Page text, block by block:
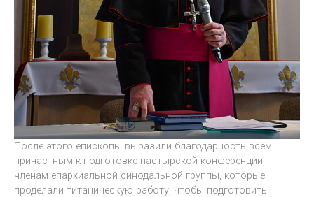
После этого епископы выразили благодарность всем
причастным к подготовке пастырской конференции,
членам епархиальной синодальной группы, которые
проделали титаническую работу, чтобы подготовить